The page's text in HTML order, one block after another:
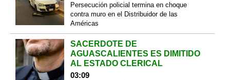
Persecución policial termina en choque
contra muro en el Distribuidor de las
Américas
SACERDOTE DE
AGUASCALIENTES ES DIMITIDO
AL ESTADO CLERICAL
03:09